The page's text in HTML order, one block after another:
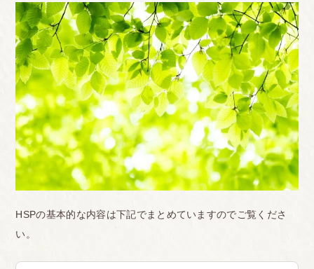
HSPの基本的な内容は下記でまとめていますのでご覧くださ
い。